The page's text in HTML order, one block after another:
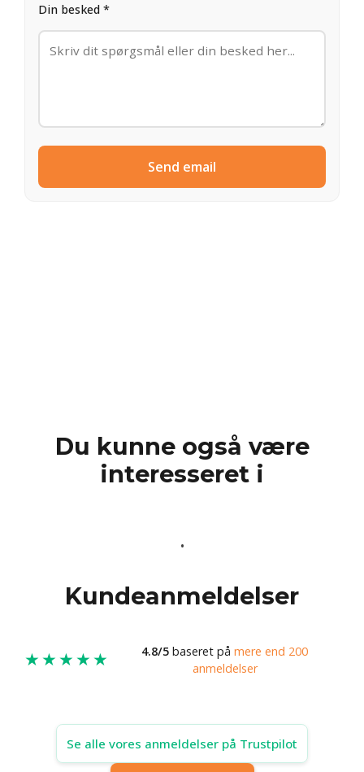
Din besked *
Send email
Du kunne også være
interesseret i
Kundeanmeldelser
★★★★★ 4.8/5 baseret på mere end 200
anmeldelser
Se alle vores anmeldelser på Trustpilot